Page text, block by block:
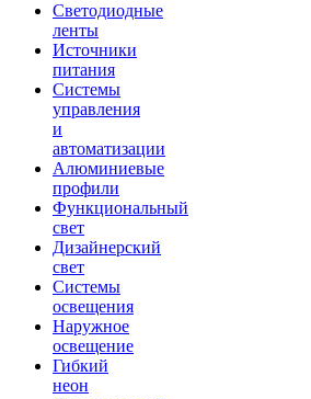
Светодиодные
ленты
Источники
питания
Системы
управления
и
автоматизации
Алюминиевые
профили
Функциональный
свет
Дизайнерский
свет
Системы
освещения
Наружное
освещение
Гибкий
неон